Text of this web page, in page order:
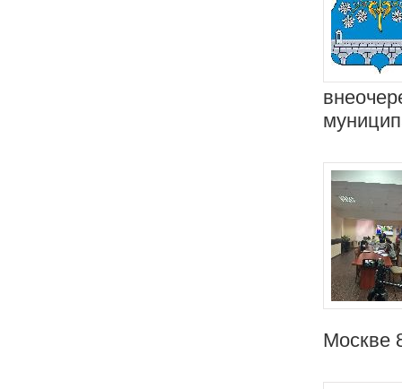
Москве